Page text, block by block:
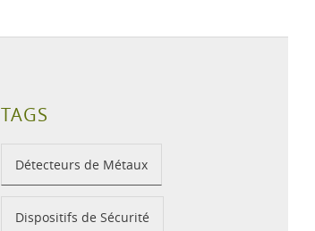
TAGS
Détecteurs de Métaux
Dispositifs de Sécurité